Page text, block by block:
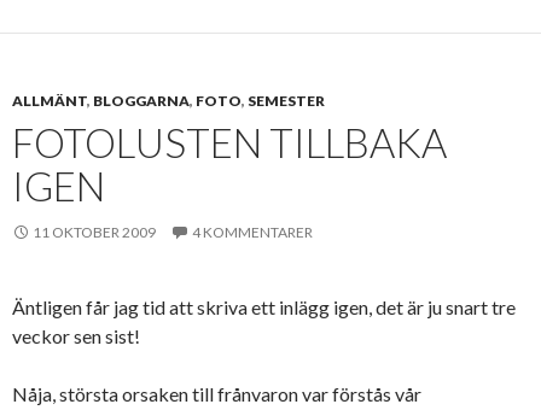
ALLMÄNT, BLOGGARNA, FOTO, SEMESTER
FOTOLUSTEN TILLBAKA
IGEN
11 OKTOBER 2009 4 KOMMENTARER
Äntligen får jag tid att skriva ett inlägg igen, det är ju snart tre
veckor sen sist!
Nåja, största orsaken till frånvaron var förstås vår